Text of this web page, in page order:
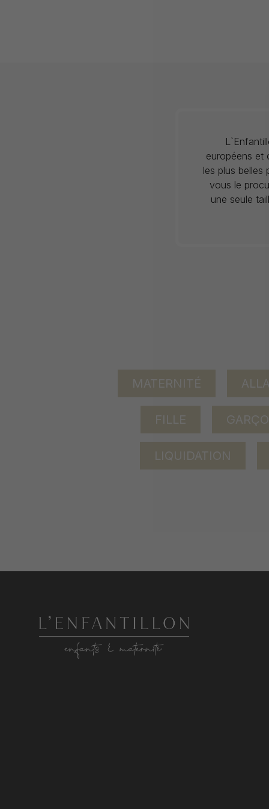
européens et
les plus belles
vous le
une seule
MATERNITÉ
FILLE
LIQUIDATION